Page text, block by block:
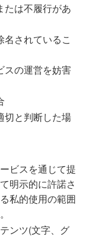
たは不履行があ
されているこ
スの運営を妨害
切と判断した場
ビスを通じて提
明示的に許諾さ
私的使用の範囲
ンツ(文字、グ